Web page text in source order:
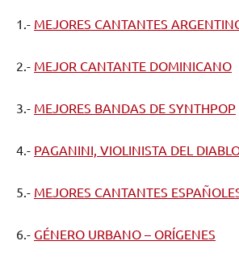
1.- MEJORES CANTANTES
2.- MEJOR CANTANTE DOMINICANO
3.- MEJORES BANDAS DE SYNTHPOP
4.- PAGANINI, VIOLINISTA DEL
5.- MEJORES CANTANTES
6.- GÉNERO URBANO – ORÍGENES